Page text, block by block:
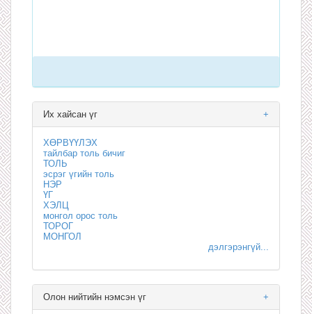
+
Их хайсан үг
ХӨРВҮҮЛЭХ
тайлбар толь бичиг
ТОЛЬ
эсрэг үгийн толь
НЭР
ҮГ
ХЭЛЦ
монгол орос толь
ТОРОГ
МОНГОЛ
дэлгэрэнгүй...
+
Олон нийтийн нэмсэн үг